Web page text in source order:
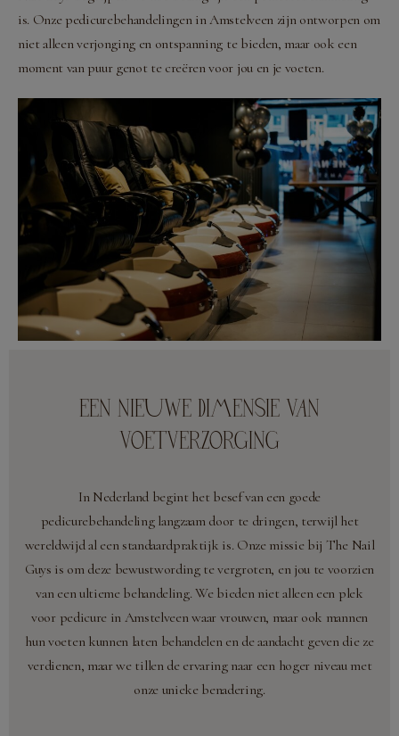
is. Onze pedicurebehandelingen in Amstelveen zijn ontworpen om
niet alleen verjonging en ontspanning te bieden, maar ook een
moment van puur genot te creëren voor jou en je voeten.
EEN NIEUWE DIMENSIE VAN
VOETVERZORGING
In Nederland begint het besef van een goede
pedicurebehandeling langzaam door te dringen, terwijl het
wereldwijd al een standaardpraktijk is. Onze missie bij The Nail
Guys is om deze bewustwording te vergroten, en jou te voorzien
van een ultieme behandeling. We bieden niet alleen een plek
voor pedicure in Amstelveen waar vrouwen, maar ook mannen
hun voeten kunnen laten behandelen en de aandacht geven die ze
verdienen, maar we tillen de ervaring naar een hoger niveau met
onze unieke benadering.